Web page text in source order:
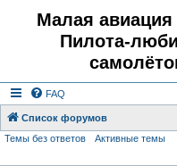
Малая
Пилота-
FAQ
Список форумов
Темы без ответов
Активные темы